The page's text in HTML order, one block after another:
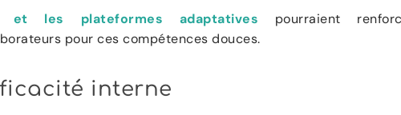
et les plateformes adaptatives pourraient
pour ces compétences douces.
interne